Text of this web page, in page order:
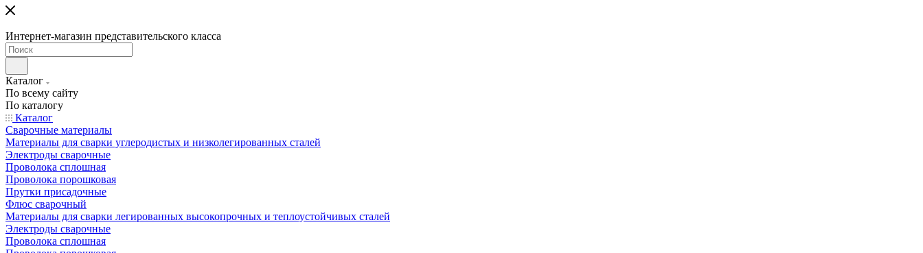
Интернет-магазин представительского класса
Каталог
По всему сайту
По каталогу
Каталог
Сварочные материалы
Материалы для сварки углеродистых и низколегированных сталей
Электроды сварочные
Проволока сплошная
Проволока порошковая
Прутки присадочные
Флюс сварочный
Материалы для сварки легированных высокопрочных и теплоустойчивых сталей
Электроды сварочные
Проволока сплошная